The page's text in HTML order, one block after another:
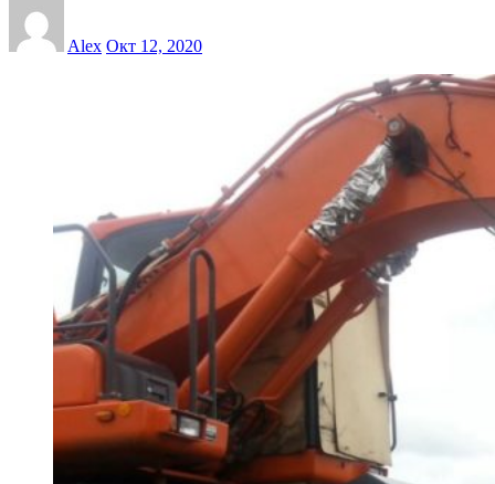
Alex Окт 12, 2020